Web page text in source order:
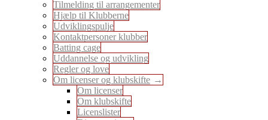
Tilmelding til arrangementer
Hjælp til Klubberne
Udviklingspulje
Kontaktpersoner klubber
Batting cage
Uddannelse og udvikling
Regler og love
Om licenser og klubskifte
Om licenser
Om klubskifte
Licenslister